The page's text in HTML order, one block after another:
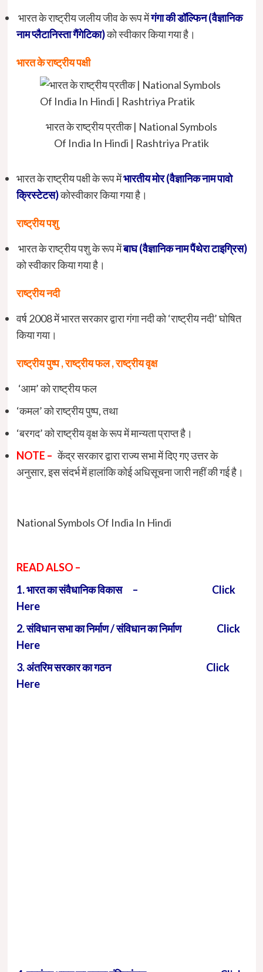
भारत के राष्ट्रीय जलीय जीव के रूप मेंगंगा की डॉल्फिन (वैज्ञानिक
नाम प्लैटानिस्ता गैंगेटिका)को स्वीकार किया गया है।
भारत के राष्ट्रीय पक्षी
भारत के राष्ट्रीय प्रतीक | National Symbols
Of India In Hindi | Rashtriya Pratik
भारत के राष्ट्रीय पक्षी के रूप मेंभारतीय मोर (वैज्ञानिक नाम पावो
क्रिस्टेटस)कोस्वीकार किया गया है।
राष्ट्रीय पशु
भारत के राष्ट्रीय पशु के रूप मेंबाघ (वैज्ञानिक नाम पैंथेरा टाइग्रिस)
को स्वीकार किया गया है।
राष्ट्रीय नदी
वर्ष 2008 में भारत सरकार द्वारा गंगा नदी को ‘राष्ट्रीय नदी’ घोषित
किया गया।
राष्ट्रीय पुष्प , राष्ट्रीय फल , राष्ट्रीय वृक्ष
‘आम’ को राष्ट्रीय फल
‘कमल’ को राष्ट्रीय पुष्प, तथा
‘बरगद’ को राष्ट्रीय वृक्ष के रूप में मान्यता प्राप्त है।
NOTE – केंद्र सरकार द्वारा राज्य सभा में दिए गए उत्तर के
अनुसार, इस संदर्भ में हालांकि कोई अधिसूचना जारी नहीं की गई है।
National Symbols Of India In Hindi
READ ALSO –
1.भारत का संवैधानिक विकास – Click
Here
2. संविधान सभा का निर्माण / संविधान का निर्माण Click
Here
3. अंतरिम सरकार का गठन Click
Here